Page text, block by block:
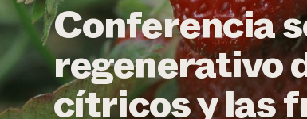
Conferencia
regenerativo
cítricos y las